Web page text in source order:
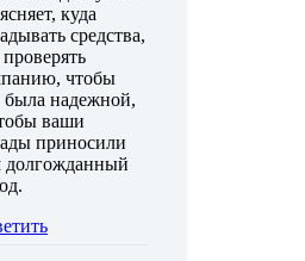
куда
средства,
чтобы
была надежной,
ваши
приносили
долгожданный